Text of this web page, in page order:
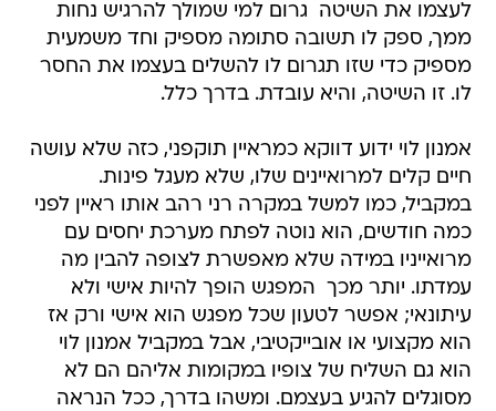
לעצמו את השיטה  גרום למי שמולך להרגיש נחות
ממך, ספק לו תשובה סתומה מספיק וחד משמעית
מספיק כדי שזו תגרום לו להשלים בעצמו את החסר
לו. זו השיטה, והיא עובדת. בדרך כלל.
אמנון לוי ידוע דווקא כמראיין תוקפני, כזה שלא עושה
חיים קלים למרואיינים שלו, שלא מעגל פינות.
במקביל, כמו למשל במקרה רני רהב אותו ראיין לפני
כמה חודשים, הוא נוטה לפתח מערכת יחסים עם
מרואייניו במידה שלא מאפשרת לצופה להבין מה
עמדתו. יותר מכך  המפגש הופך להיות אישי ולא
עיתונאי; אפשר לטעון שכל מפגש הוא אישי ורק אז
הוא מקצועי או אובייקטיבי, אבל במקביל אמנון לוי
הוא גם השליח של צופיו במקומות אליהם הם לא
מסוגלים להגיע בעצמם. ומשהו בדרך, ככל הנראה